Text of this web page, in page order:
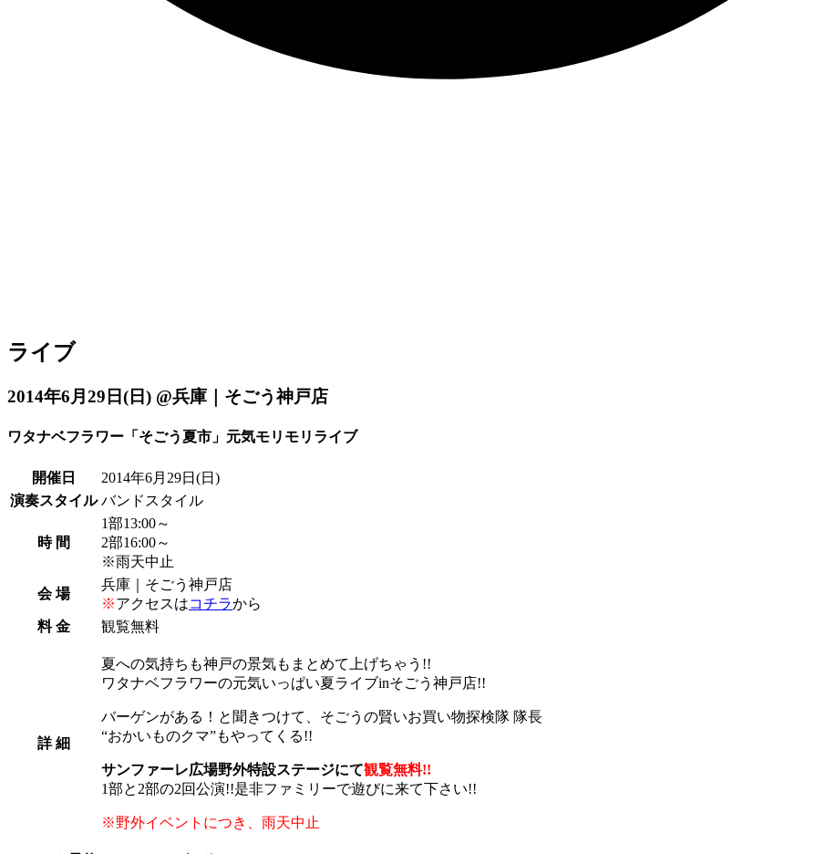
ライブ
2014年6月29日(日) @兵庫｜そごう神戸店
ワタナベフラワー「そごう夏市」元気モリモリライブ
開催日 2014年6月29日 (日)
演奏スタイル バンドスタイル
時 間
1部13:00～
2部16:00～
※雨天中止
会 場
兵庫｜そごう神戸店
※アクセスはコチラから
料 金
観覧無料
詳 細
夏への気持ちも神戸の景気もまとめて上げちゃう!!
ワタナベフラワーの元気いっぱい夏ライブinそごう神戸店!!
バーゲンがある！と聞きつけて、そごうの賢いお買い物探検隊 隊長
“おかいものクマ”もやってくる!!
サンファーレ広場野外特設ステージにて観覧無料!!
1部と2部の2回公演!!是非ファミリーで遊びに来て下さい!!
※野外イベントにつき、雨天中止